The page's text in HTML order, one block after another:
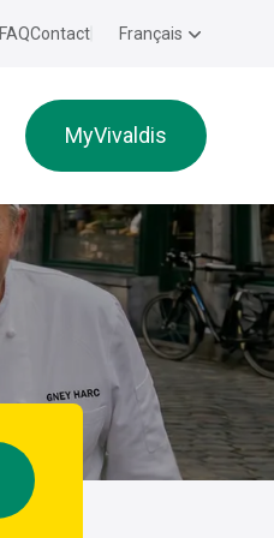
FAQContact Français
MyVivaldis